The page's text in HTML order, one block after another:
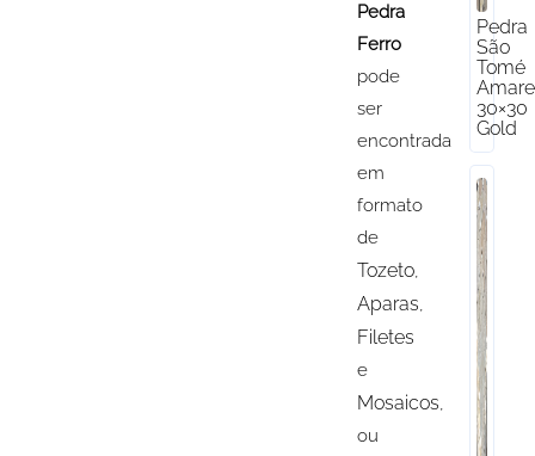
Pedra
Ferro
pode
ser
encontrada
em
formato
de
Tozeto,
Aparas,
Filetes
e
Mosaicos,
ou
Pedra
São
Tomé
30×30
Gold